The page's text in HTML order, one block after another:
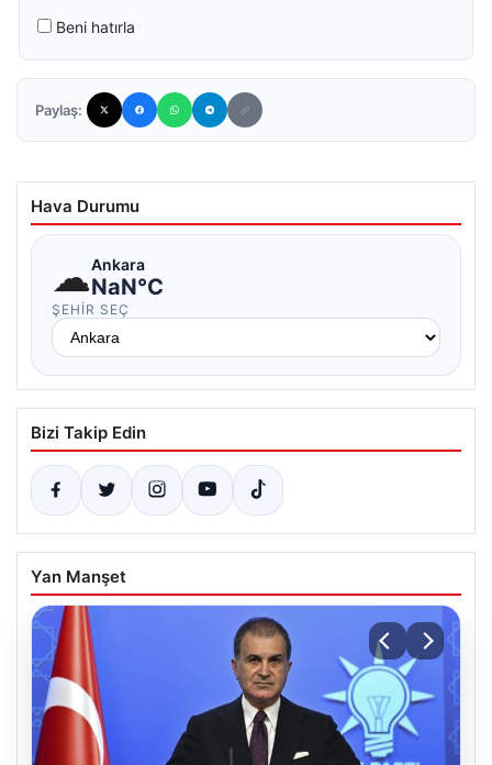
Beni hatırla
Paylaş:
Hava Durumu
☁Ankara
NaN°C
ŞEHIR SEÇ
Bizi Takip Edin
Yan Manşet